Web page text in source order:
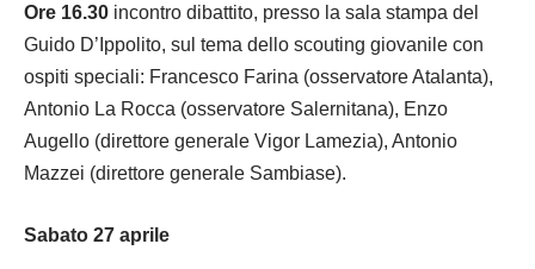
Ore 16.30 incontro dibattito, presso la sala stampa del
Guido D’Ippolito, sul tema dello scouting giovanile con
ospiti speciali: Francesco Farina (osservatore Atalanta),
Antonio La Rocca (osservatore Salernitana), Enzo
Augello (direttore generale Vigor Lamezia), Antonio
Mazzei (direttore generale Sambiase).
Sabato 27 aprile